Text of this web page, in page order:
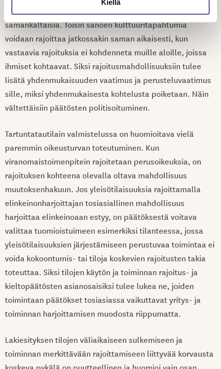
Kiellä
toisia, vaikka ihmiskontaktit ko. tiloissa olisivat täysin
samankaltaisia. Toisin sanoen kulttuuritapahtumia
voidaan rajoittaa jatkossakin saman aikaisesti, kun
vastaavia rajoituksia ei kohdenneta muille aloille, joissa
ihmiset kohtaavat. Siksi rajoitusmahdollisuuksiin tulee
lisätä yhdenmukaisuuden vaatimus ja perusteluvaatimus
sille, miksi yhdenmukaisesta kohtelusta poiketaan. Näin
vältettäisiin päätösten politisoituminen.
Tartuntatautilain valmistelussa on huomioitava vielä
paremmin oikeusturvan toteutuminen. Kun
viranomaistoimenpitein rajoitetaan perusoikeuksia, on
rajoituksen kohteena olevalla oltava mahdollisuus
muutoksenhakuun. Jos yleisötilaisuuksia rajoittamalla
elinkeinonharjoittajan tosiasiallinen mahdollisuus
harjoittaa elinkeinoaan estyy, on päätöksestä voitava
valittaa tuomioistuimeen esimerkiksi tilanteessa, jossa
yleisötilaisuuksien järjestämiseen perustuvaa toimintaa ei
voida kokoontumis- tai tiloja koskevien rajoitusten takia
toteuttaa. Siksi tilojen käytön ja toiminnan rajoitus- ja
kieltopäätösten asianosaisiksi tulee lukea ne, joiden
toimintaan päätökset tosiasiassa vaikuttavat yritys- ja
toiminnan harjoittamisen muodosta riippumatta.
Lakiesityksen tilojen väliaikaiseen sulkemiseen ja
toiminnan merkittävään rajoittamiseen liittyvää korvausta